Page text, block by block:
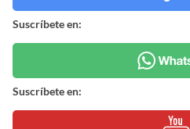
Suscríbete en:
Suscríbete en: